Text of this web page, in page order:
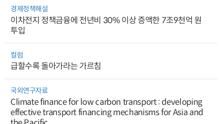
경제정책해설
이차전지 정책금융에 전년비 30% 이상 증액한 7조9천억 원
투입
컬럼
급할수록 돌아가라는 가르침
국외연구자료
Climate finance for low carbon transport : developing
effective transport financing mechanisms for Asia and